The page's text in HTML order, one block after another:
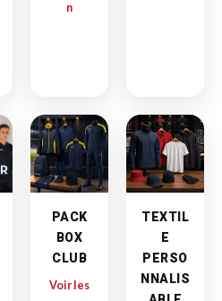
n
PACK
BOX
CLUB
Voir les
TEXTIL
E
PERSO
NNALIS